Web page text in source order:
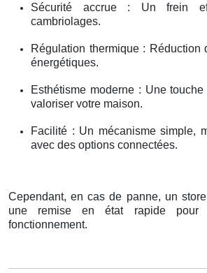
Sécurité accrue : Un frein
cambriolages.
Régulation thermique : Réduction
énergétiques.
Esthétisme moderne : Une
valoriser votre maison.
Facilité : Un mécanisme simple,
avec des options connectées.
Cependant, en cas de panne, un
une remise en état rapide pour
fonctionnement.